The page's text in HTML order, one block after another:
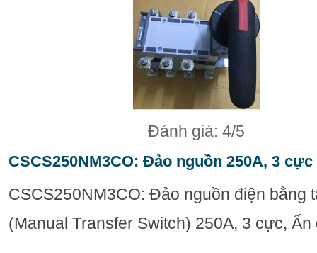
Đánh giá: 4/5
CSCS250NM3CO: Đảo nguồn 250A, 3 cực
CSCS250NM3CO: Đảo nguồn điện bằng
(Manual Transfer Switch) 250A, 3 cực, Ấn